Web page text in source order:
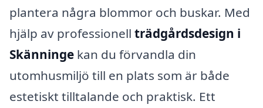
plantera några blommor och buskar. Med
hjälp av professionell trädgårdsdesign i
Skänninge kan du förvandla din
utomhusmiljö till en plats som är både
estetiskt tilltalande och praktisk. Ett